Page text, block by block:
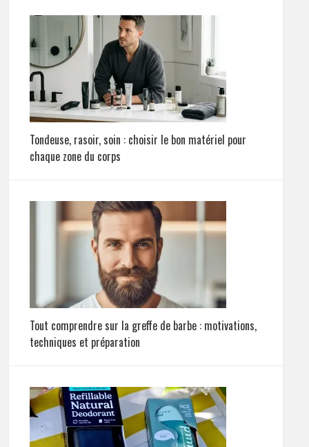
Tondeuse, rasoir, soin : choisir le bon matériel pour
chaque zone du corps
Tout comprendre sur la greffe de barbe : motivations,
techniques et préparation